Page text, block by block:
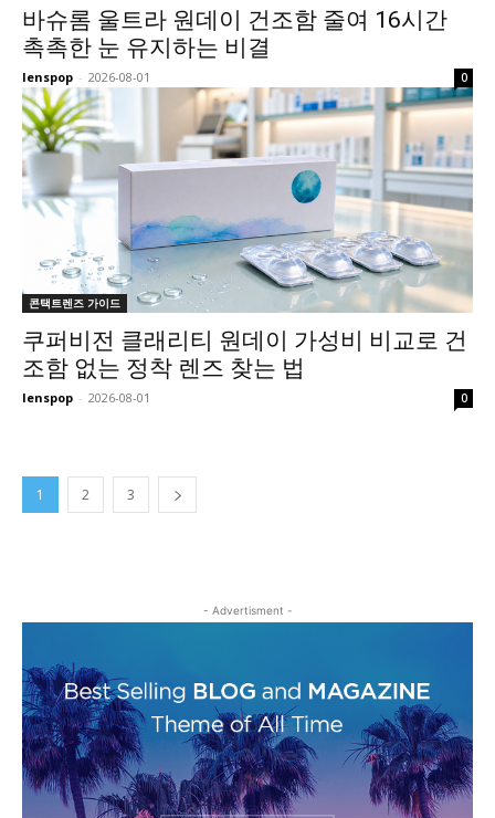
바슈롬 울트라 원데이 건조함 줄여 16시간
촉촉한 눈 유지하는 비결
lenspop - 2026-08-01 0
콘택트렌즈 가이드
쿠퍼비전 클래리티 원데이 가성비 비교로 건
조함 없는 정착 렌즈 찾는 법
lenspop - 2026-08-01 0
1 2 3
- Advertisment -